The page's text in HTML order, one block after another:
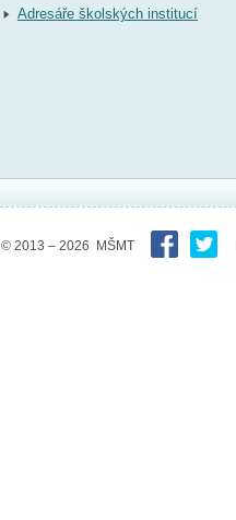
Adresáře školských institucí
© 2013 – 2026 MŠMT